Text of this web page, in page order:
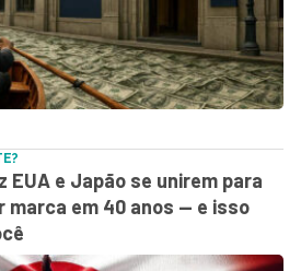
EUA e Japão se unirem para
marca em 40 anos — e isso